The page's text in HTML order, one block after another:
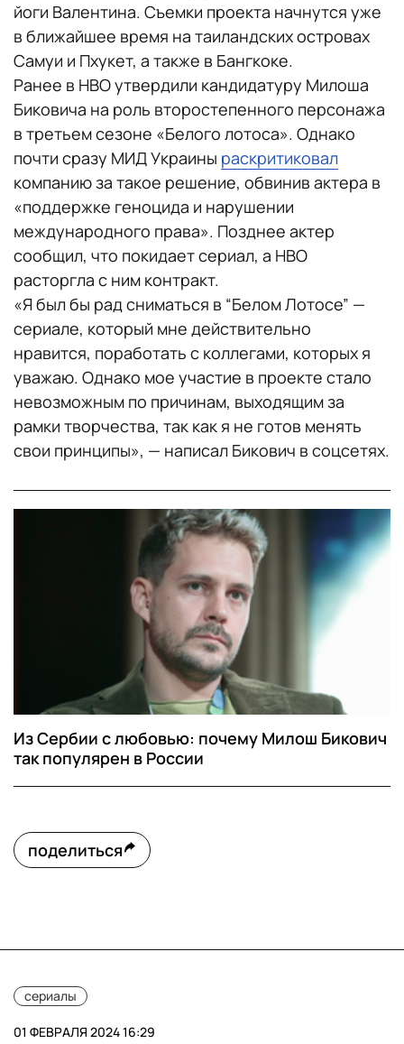
йоги Валентина. Съемки проекта начнутся уже
в ближайшее время на таиландских островах
Самуи и Пхукет, а также в Бангкоке.
Ранее в HBO утвердили кандидатуру Милоша
Биковича на роль второстепенного персонажа
в третьем сезоне «Белого лотоса». Однако
почти сразу МИД Украины раскритиковал
компанию за такое решение, обвинив актера в
«поддержке геноцида и нарушении
международного права». Позднее актер
сообщил, что покидает сериал, а HBO
расторгла с ним контракт.
«Я был бы рад сниматься в “Белом Лотосе” —
сериале, который мне действительно
нравится, поработать с коллегами, которых я
уважаю. Однако мое участие в проекте стало
невозможным по причинам, выходящим за
рамки творчества, так как я не готов менять
свои принципы», — написал Бикович в соцсетях.
Из Сербии с любовью: почему Милош Бикович
так популярен в России
поделиться
сериалы
01 ФЕВРАЛЯ 2024 16:29